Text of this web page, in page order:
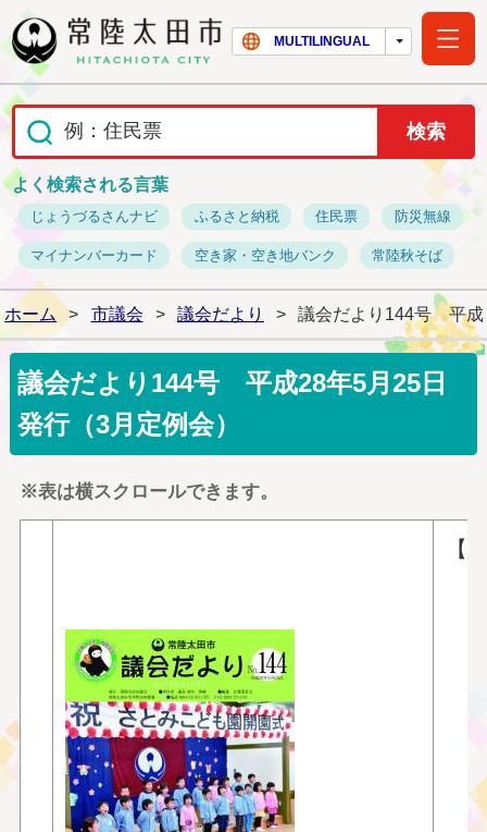
常陸太田市ホー
MULTILINGUAL
よく検索される言葉
じょうづるさんナビ ふるさと納税 住民票 防災無線
マイナンバーカード 空き家・空き地バンク 常陸秋そば
ホーム > 市議会 > 議会だより > 議会だより144号 平成
議会だより144号 平成28年5月25日
発行（3月定例会）
※表は横スクロールできます。
【
〇
〇